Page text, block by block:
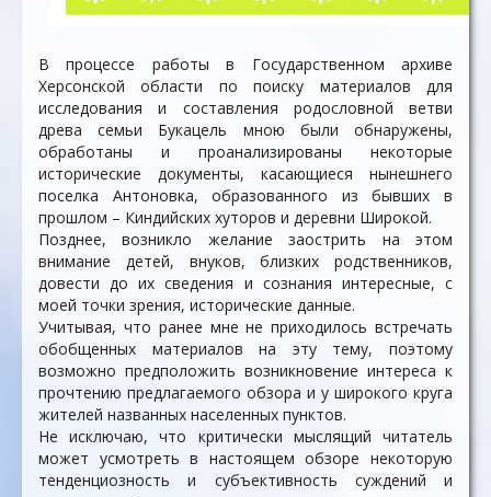
В процессе работы в Государственном архиве
Херсонской области по поиску материалов для
исследования и составления родословной ветви
древа семьи Букацель мною были обнаружены,
обработаны и проанализированы некоторые
исторические документы, касающиеся нынешнего
поселка Антоновка, образованного из бывших в
прошлом – Киндийских хуторов и деревни Широкой.
Позднее, возникло желание заострить на этом
внимание детей, внуков, близких родственников,
довести до их сведения и сознания интересные, с
моей точки зрения, исторические данные.
Учитывая, что ранее мне не приходилось встречать
обобщенных материалов на эту тему, поэтому
возможно предположить возникновение интереса к
прочтению предлагаемого обзора и у широкого круга
жителей названных населенных пунктов.
Не исключаю, что критически мыслящий читатель
может усмотреть в настоящем обзоре некоторую
тенденциозность и субъективность суждений и